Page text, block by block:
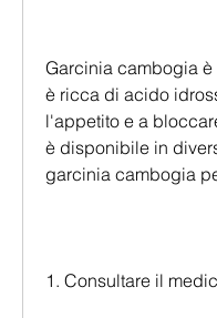
Garcinia cambogia
è ricca di acido
l'appetito e a
è disponibile in
garcinia cambogia
1. Consultare il